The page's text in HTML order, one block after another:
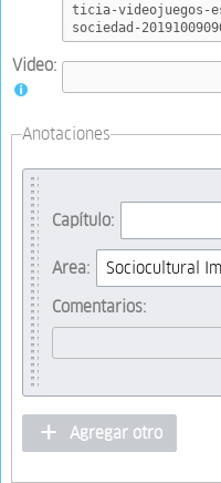
Video:
Anotaciones
Capítulo:
Area:
Comentarios:
Agregar otro